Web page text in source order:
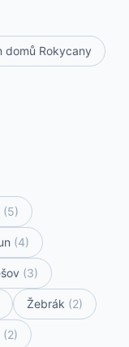
domů Rokycany
(5)
(4)
(3)
Žebrák (2)
(2)